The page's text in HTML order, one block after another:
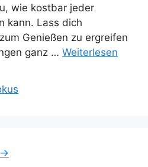
wie kostbar jeder
kann. Lass dich
Genießen zu ergreifen
ganz … Weiterlesen
→